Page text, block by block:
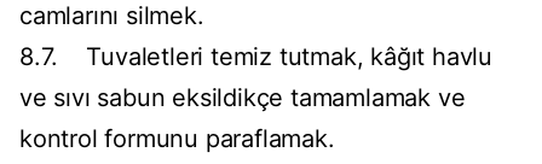
camlarını silmek.
8.7. Tuvaletleri temiz tutmak, kâğıt havlu
ve sıvı sabun eksildikçe tamamlamak ve
kontrol formunu paraflamak.